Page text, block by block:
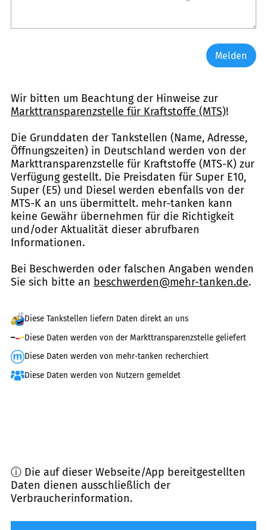
Melden
Wir bitten um Beachtung der Hinweise zur
Markttransparenzstelle für Kraftstoffe (MTS)!
Die Grunddaten der Tankstellen (Name, Adresse,
Öffnungszeiten) in Deutschland werden von der
Markttransparenzstelle für Kraftstoffe (MTS-K) zur
Verfügung gestellt. Die Preisdaten für Super E10,
Super (E5) und Diesel werden ebenfalls von der
MTS-K an uns übermittelt. mehr-tanken kann
keine Gewähr übernehmen für die Richtigkeit
und/oder Aktualität dieser abrufbaren
Informationen.
Bei Beschwerden oder falschen Angaben wenden
Sie sich bitte an beschwerden@mehr-tanken.de.
Diese Tankstellen liefern Daten direkt an uns
Diese Daten werden von der Markttransparenzstelle geliefert
Diese Daten werden von mehr-tanken recherchiert
Diese Daten werden von Nutzern gemeldet
ⓘ Die auf dieser Webseite/App bereitgestellten
Daten dienen ausschließlich der
Verbraucherinformation.